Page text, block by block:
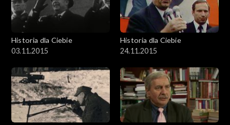
Historia dla Ciebie
03.11.2015
Historia dla Ciebie
24.11.2015